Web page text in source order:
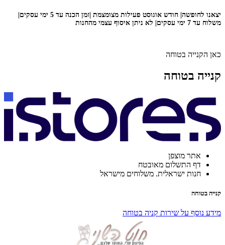
יצאנו לחופשה| חודש אוגוסט פעילות מצומצמת |זמן הכנה עד 5 ימי עסקים|
משלוח עד 7 ימי עסקים| לא ניתן איסוף עצמי מהחנות
כאן הקנייה בטוחה
קנייה בטוחה
אתר מוצפן
דף התשלום מאובטח
חנות ישראלית. משלוחים מישראל
קנייה בטוחה
מידע נוסף על שירות קניה בטוחה